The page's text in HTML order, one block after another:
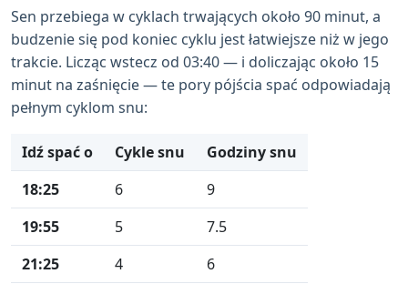
Sen przebiega w cyklach trwających około 90 minut, a
budzenie się pod koniec cyklu jest łatwiejsze niż w jego
trakcie. Licząc wstecz od 03:40 — i doliczając około 15
minut na zaśnięcie — te pory pójścia spać odpowiadają
pełnym cyklom snu:
Idź spać o Cykle snu
Godziny snu
18:25
6
9
19:55
5
7.5
21:25
4
6